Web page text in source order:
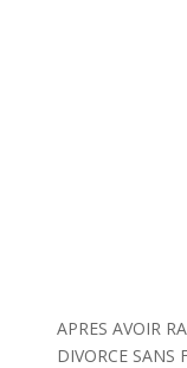
APRES AVOIR
DIVORCE SANS